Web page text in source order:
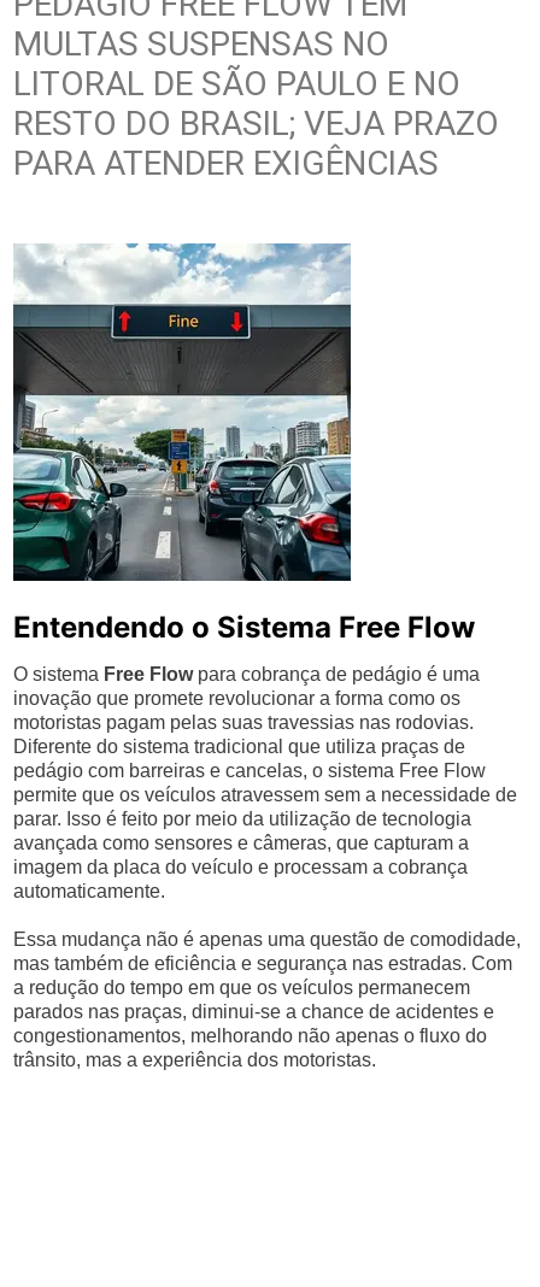
MULTAS SUSPENSAS NO
LITORAL DE SÃO PAULO E NO
RESTO DO BRASIL; VEJA PRAZO
PARA ATENDER EXIGÊNCIAS
Entendendo o Sistema Free Flow
O sistema Free Flowpara cobrança de pedágio é uma
inovação que promete revolucionar a forma como os
motoristas pagam pelas suas travessias nas rodovias.
Diferente do sistema tradicional que utiliza praças de
pedágio com barreiras e cancelas, o sistema Free Flow
permite que os veículos atravessem sem a necessidade de
parar. Isso é feito por meio da utilização de tecnologia
avançada como sensores e câmeras, que capturam a
imagem da placa do veículo e processam a cobrança
automaticamente.
Essa mudança não é apenas uma questão de comodidade,
mas também de eficiência e segurança nas estradas. Com
a redução do tempo em que os veículos permanecem
parados nas praças, diminui-se a chance de acidentes e
congestionamentos, melhorando não apenas o fluxo do
trânsito, mas a experiência dos motoristas.